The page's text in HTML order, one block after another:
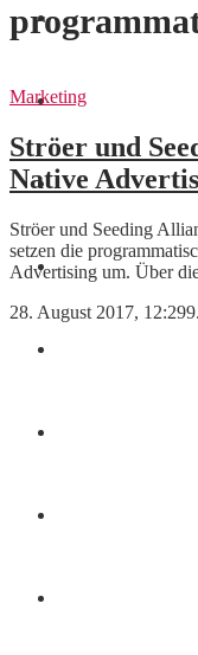
Allgemein
Startups
News
Finanzen
Marketing
Ströer und
Native
Ströer und Seeding
setzen die
Advertising um. Über
28. August 2017, 12:29